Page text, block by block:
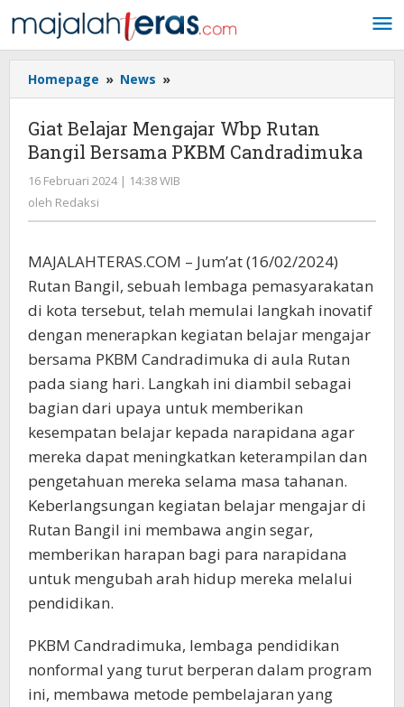
ke
konten
Homepage » News »
Belajar
Mengajar
Wbp
Rutan
Bangil
Giat Belajar Mengajar Wbp Rutan
Bangil Bersama PKBM Candradimuka
16 Februari 2024 | 14:38 WIB
oleh Redaksi
MAJALAHTERAS.COM – Jum’at (16/02/2024)
Rutan Bangil, sebuah lembaga pemasyarakatan
di kota tersebut, telah memulai langkah inovatif
dengan menerapkan kegiatan belajar mengajar
bersama PKBM Candradimuka di aula Rutan
pada siang hari. Langkah ini diambil sebagai
bagian dari upaya untuk memberikan
kesempatan belajar kepada narapidana agar
mereka dapat meningkatkan keterampilan dan
pengetahuan mereka selama masa tahanan.
Keberlangsungan kegiatan belajar mengajar di
Rutan Bangil ini membawa angin segar,
memberikan harapan bagi para narapidana
untuk mengubah arah hidup mereka melalui
pendidikan.
PKBM Candradimuka, lembaga pendidikan
nonformal yang turut berperan dalam program
ini, membawa metode pembelajaran yang